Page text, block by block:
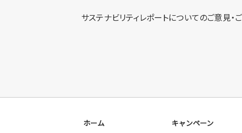
サステナビリティレポートについてのご意見・
ホーム キャンペーン